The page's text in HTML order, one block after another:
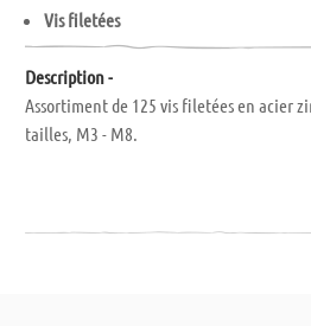
Vis filetées
Description -
Assortiment de 125 vis filetées en acier
tailles, M3 - M8.